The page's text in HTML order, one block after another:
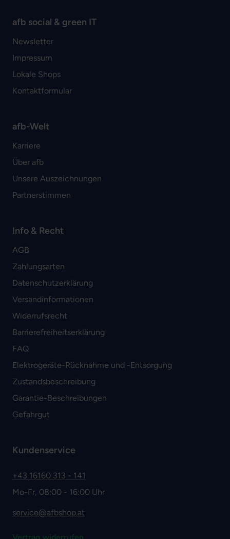
afb social & green IT
Newsletter
Impressum
Lokale Shops
Kontaktformular
afb-Welt
Karriere
Über afb
Unsere Auszeichnungen
Partnerstimmen
Info & Recht
AGB
Zahlungsarten
Datenschutzerklärung
Versandinformationen
Widerrufsrecht
Barrierefreiheitserklärung
FAQ
Elektrogeräte-Rücknahme und -Entsorgung
Zustandsbeschreibung
Garantie-Beschreibungen
Gefahrgut
Kundenservice
+43 16160 313 - 141
Mo-Fr, 08:00 - 16:00 Uhr
service@afbshop.at